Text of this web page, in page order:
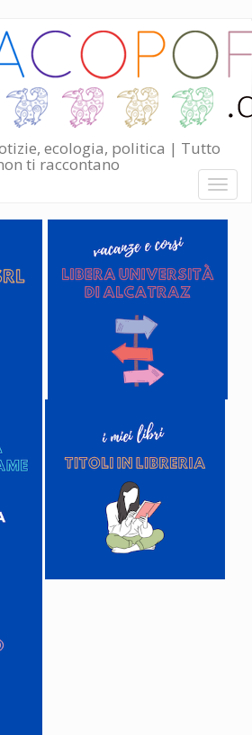
ecologia, politica | Tutto
ti raccontano
Toggle